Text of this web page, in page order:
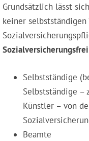
Grundsätzlich lässt
keiner
Selbstständige
Selbstständige –
Künstler – von
Beamte